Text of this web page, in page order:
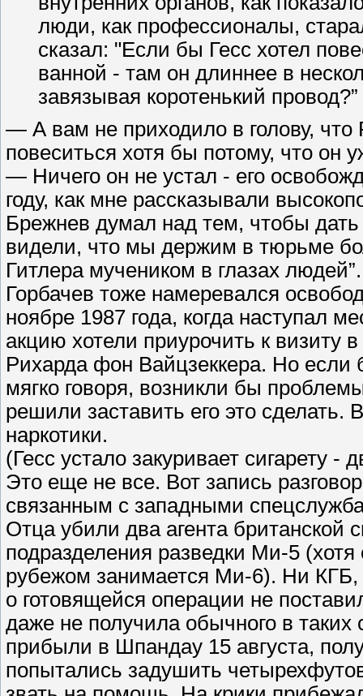
люди, как профессионалы,
сказал: "Если бы Гесс хотел
ванной - там он длиннее в
завязывая коротенький провод?”
— А вам не приходило в голову,
повеситься хотя бы потому, что он
— Ничего он не устал - его
году, как мне рассказывали
Брежнев думал над тем, чтобы дать
видели, что мы держим в тюрьме
Гитлера мучеником в глазах
Горбачев тоже намеревался
ноябре 1987 года, когда наступал
акцию хотели приурочить к
Рихарда фон Вайцзеккера. Но
мягко говоря, возникли бы
решили заставить его это
наркотики.
(Гесс устало закуривает сигарету
Это еще не все. Вот запись
связанным с западными
Отца убили два агента
подразделения разведки Ми-5
рубежом занимается Ми-6). Ни КГБ,
о готовящейся операции не
даже не получила обычного в таких
прибыли в Шпандау 15 августа,
попытались задушить